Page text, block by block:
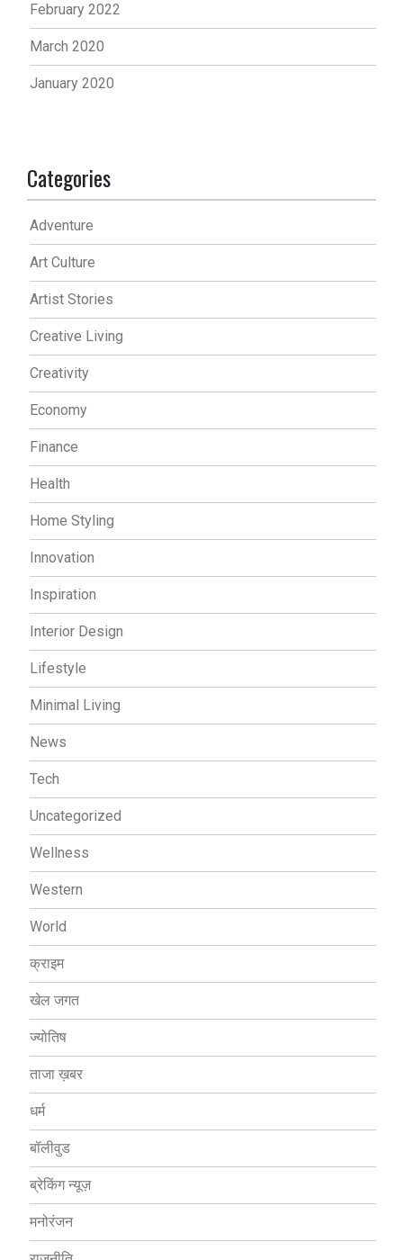
February 2022
March 2020
January 2020
Categories
Adventure
Art Culture
Artist Stories
Creative Living
Creativity
Economy
Finance
Health
Home Styling
Innovation
Inspiration
Interior Design
Lifestyle
Minimal Living
News
Tech
Uncategorized
Wellness
Western
World
क्राइम
खेल जगत
ज्योतिष
ताजा ख़बर
धर्म
बॉलीवुड
ब्रेकिंग न्यूज़
मनोरंजन